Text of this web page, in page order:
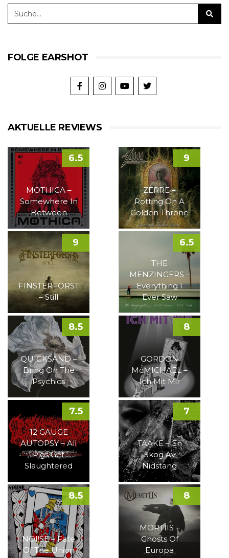
FOLGE EARSHOT
AKTUELLE REVIEWS
MOTHICA –
Somewhere In
Between
6.5
ZERRE –
Rotting On A
Golden Throne
9
FINSTERFORST
– Still
9
THE
MENZINGERS –
Everything I
Ever Saw
6.5
QUICKSAND –
Bring On The
Psychics
8.5
GORDON
McMICHAEL –
Ich Mit Mir
8
12 GAUGE
AUTOPSY – All
Pigs Get
Slaughtered
7.5
TAAKE – En
Skog Av
Nidstang
7
NOI!SE – Fate
Of The Union
8.5
MORTIIS –
Ghosts Of
Europa
8